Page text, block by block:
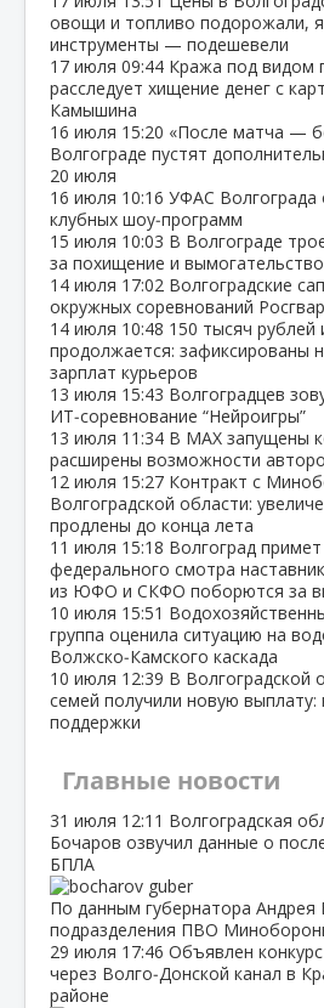
овощи и топливо подорожали,
инструменты — подешевели
17 июля 09:44 Кража под видом
расследует хищение денег с
Камышина
16 июля 15:20 «После матча —
Волгограде пустят
20 июля
16 июля 10:16 УФАС Волгограда
клубных шоу‑программ
15 июля 10:03 В Волгограде
за похищение и вымогательство
14 июля 17:02 Волгоградские
окружных соревнований
14 июля 10:48 150 тысяч рублей
продолжается: зафиксированы
зарплат курьеров
13 июля 15:43 Волгоградцев
ИТ‑соревнование “Нейроигры”
13 июля 11:34 В МАХ запущены
расширены возможности
12 июля 15:27 Контракт с
Волгоградской области:
продлены до конца лета
11 июля 15:18 Волгоград
федерального смотра
из ЮФО и СКФО поборются за
10 июля 15:51
группа оценила ситуацию на
Волжско‑Камского каскада
10 июля 12:39 В Волгоградской
семей получили новую выплату:
поддержки
Главные новости
31 июля 12:11 Волгоградская
Бочаров озвучил данные о
БПЛА
По данным губернатора
подразделения ПВО
29 июля 17:46 Объявлен
через Волго‑Донской канал в
районе